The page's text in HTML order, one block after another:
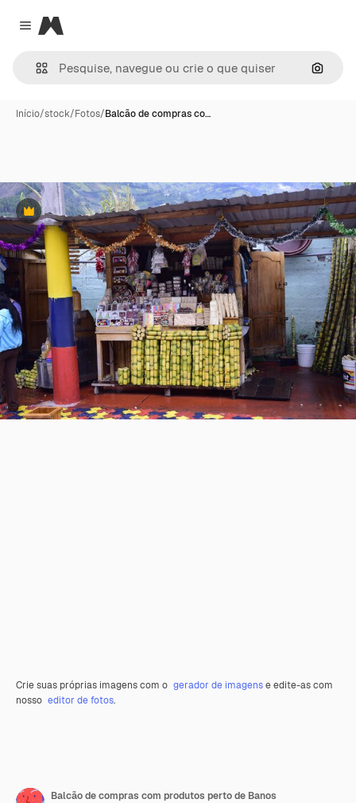
Close menu
Magnific
Início/stock/Fotos/Balcão de compras co…
Premium
Crie suas próprias imagens com o gerador de imagense edite-as com
nosso editor de fotos.
Balcão de compras com produtos perto de Banos